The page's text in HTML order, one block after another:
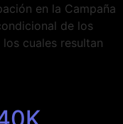
en la Campaña
de los
cuales resultan